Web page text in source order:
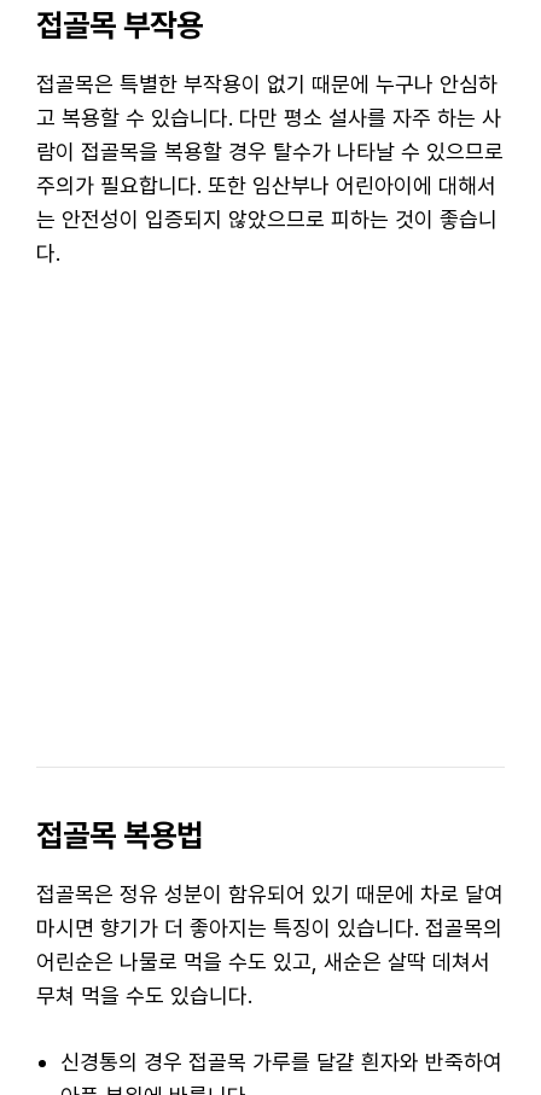
접골목 부작용
접골목은 특별한 부작용이 없기 때문에 누구나 안심하
고 복용할 수 있습니다. 다만 평소 설사를 자주 하는 사
람이 접골목을 복용할 경우 탈수가 나타날 수 있으므로
주의가 필요합니다. 또한 임산부나 어린아이에 대해서
는 안전성이 입증되지 않았으므로 피하는 것이 좋습니
다.
접골목 복용법
접골목은 정유 성분이 함유되어 있기 때문에 차로 달여
마시면 향기가 더 좋아지는 특징이 있습니다. 접골목의
어린순은 나물로 먹을 수도 있고, 새순은 살딱 데쳐서
무쳐 먹을 수도 있습니다.
신경통의 경우 접골목 가루를 달걀 흰자와 반죽하여